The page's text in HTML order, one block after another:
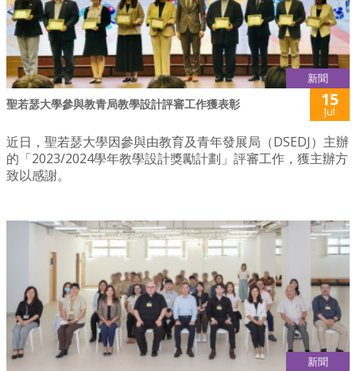
新聞
聖若瑟大學參與教青局教學設計評審工作獲表彰 15
Jul
近日，聖若瑟大學因參與由教育及青年發展局（DSEDJ）主辦
的「2023/2024學年教學設計獎勵計劃」評審工作，獲主辦方
致以感謝。
新聞